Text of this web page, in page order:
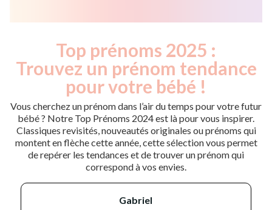
Top prénoms 2025 :
Trouvez un prénom tendance
pour votre bébé !
Vous cherchez un prénom dans l’air du temps pour votre futur
bébé ? Notre Top Prénoms 2024 est là pour vous inspirer.
Classiques revisités, nouveautés originales ou prénoms qui
montent en flèche cette année, cette sélection vous permet
de repérer les tendances et de trouver un prénom qui
correspond à vos envies.
gabriel